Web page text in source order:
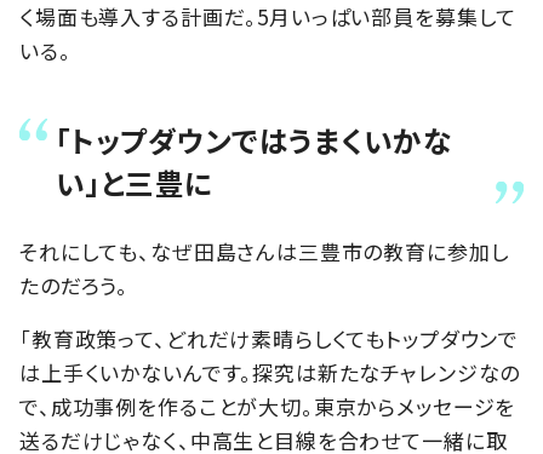
く場面も導入する計画だ。5月いっぱい部員を募集して
いる。
「トップダウンではうまくいかな
い」と三豊に
それにしても、なぜ田島さんは三豊市の教育に参加し
たのだろう。
「教育政策って、どれだけ素晴らしくてもトップダウンで
は上手くいかないんです。探究は新たなチャレンジなの
で、成功事例を作ることが大切。東京からメッセージを
送るだけじゃなく、中高生と目線を合わせて一緒に取